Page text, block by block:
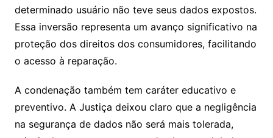
determinado usuário não teve seus dados expostos.
Essa inversão representa um avanço significativo na
proteção dos direitos dos consumidores, facilitando
o acesso à reparação.
A condenação também tem caráter educativo e
preventivo. A Justiça deixou claro que a negligência
na segurança de dados não será mais tolerada,